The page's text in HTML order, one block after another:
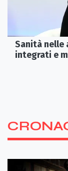
Sanità nelle
integrati e